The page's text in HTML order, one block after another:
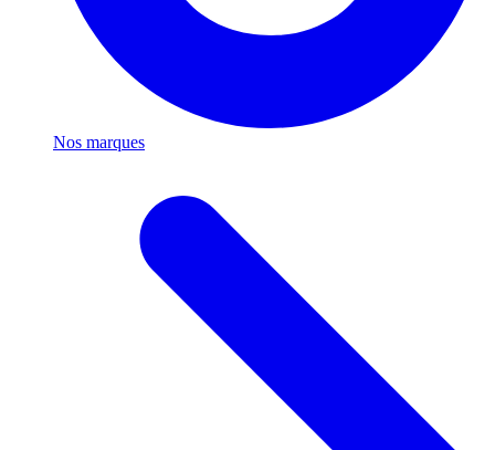
Nos marques